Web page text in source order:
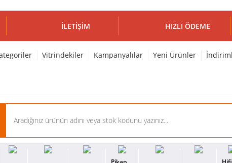
İLETIŞIM HIZLI ÖDEME
Vitrindekiler Kampanyalılar Yeni Ürünler